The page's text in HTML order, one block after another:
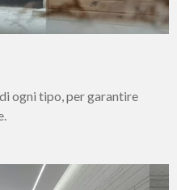
ogni tipo, per garantire